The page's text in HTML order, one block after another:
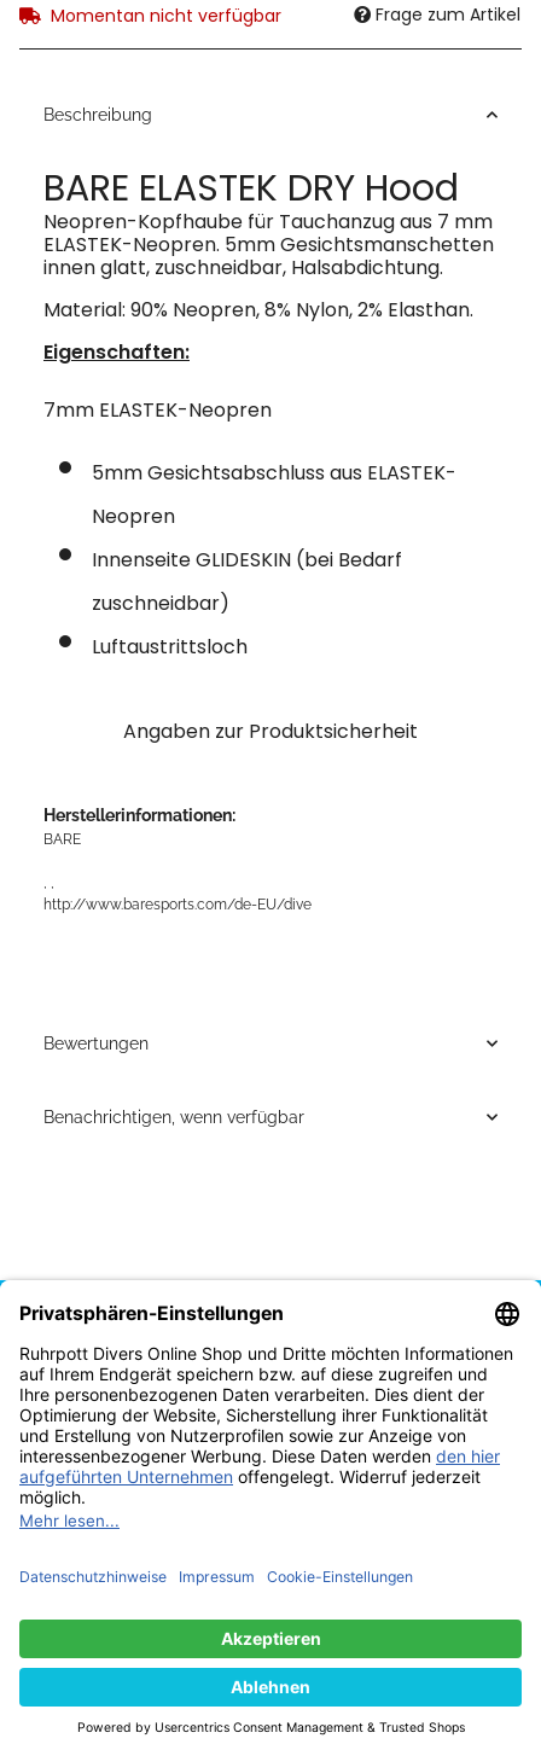
Momentan nicht verfügbar Frage zum Artikel
Beschreibung
BARE ELASTEK DRY Hood
Neopren-Kopfhaube für Tauchanzug aus 7 mm
ELASTEK-Neopren. 5mm Gesichtsmanschetten
innen glatt, zuschneidbar, Halsabdichtung.
Material: 90% Neopren, 8% Nylon, 2% Elasthan.
Eigenschaften:
7mm ELASTEK-Neopren
5mm Gesichtsabschluss aus ELASTEK-
Neopren
Innenseite GLIDESKIN (bei Bedarf
zuschneidbar)
Luftaustrittsloch
Angaben zur Produktsicherheit
Herstellerinformationen:
BARE
http://www.baresports.com/de-EU/dive
Bewertungen
Benachrichtigen, wenn verfügbar
Vertrag widerrufen
* Alle Preise inkl. gesetzlicher USt., zzgl.Versand
© Tauchschule Ruhrpott Divers Thomas Reich 2025
2299178
Powered byJTL-Shop